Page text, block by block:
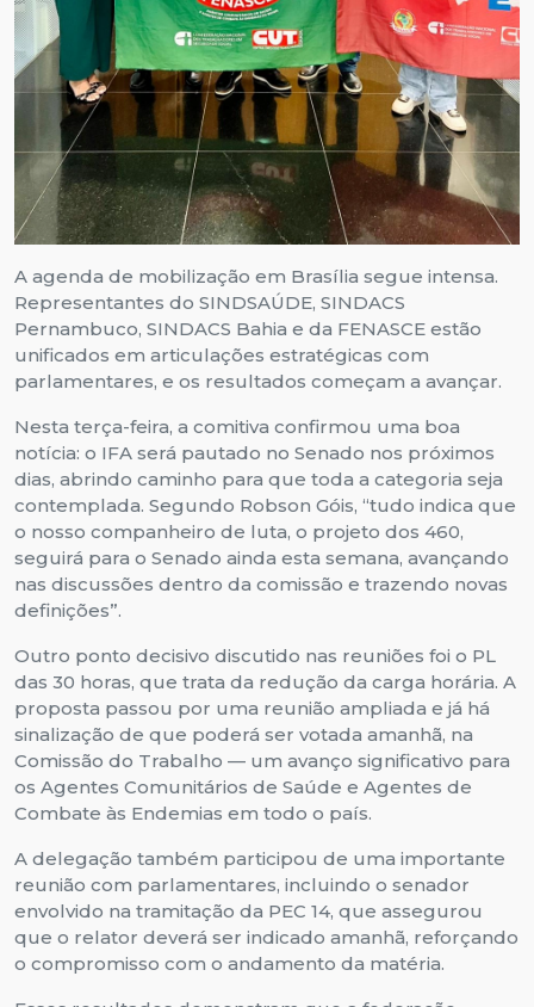
A agenda de mobilização em Brasília segue intensa.
Representantes do SINDSAÚDE, SINDACS
Pernambuco, SINDACS Bahia e da FENASCE estão
unificados em articulações estratégicas com
parlamentares, e os resultados começam a avançar.
Nesta terça-feira, a comitiva confirmou uma boa
notícia: o IFA será pautado no Senado nos próximos
dias, abrindo caminho para que toda a categoria seja
contemplada. Segundo Robson Góis, “tudo indica que
o nosso companheiro de luta, o projeto dos 460,
seguirá para o Senado ainda esta semana, avançando
nas discussões dentro da comissão e trazendo novas
definições”.
Outro ponto decisivo discutido nas reuniões foi o PL
das 30 horas, que trata da redução da carga horária. A
proposta passou por uma reunião ampliada e já há
sinalização de que poderá ser votada amanhã, na
Comissão do Trabalho — um avanço significativo para
os Agentes Comunitários de Saúde e Agentes de
Combate às Endemias em todo o país.
A delegação também participou de uma importante
reunião com parlamentares, incluindo o senador
envolvido na tramitação da PEC 14, que assegurou
que o relator deverá ser indicado amanhã, reforçando
o compromisso com o andamento da matéria.